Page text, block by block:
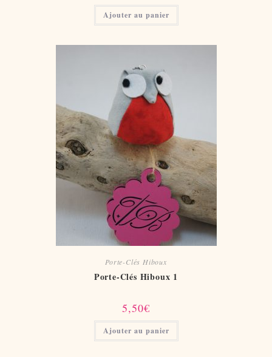
Ajouter au panier
Porte-Clés Hiboux
Porte-Clés Hiboux 1
5,50€
Ajouter au panier